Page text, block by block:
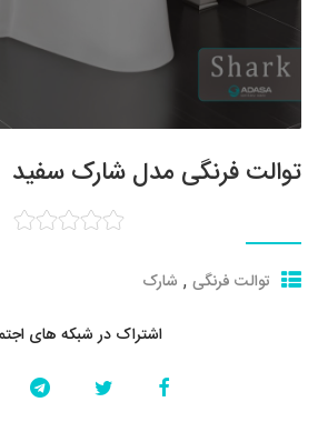
توالت فرنگی مدل شارک سفید
توالت فرنگی , شارک
اشتراک در شبکه های